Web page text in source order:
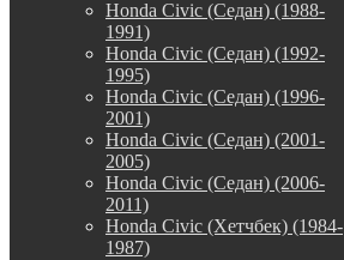
Honda Civic (Седан) (1988-
1991)
Honda Civic (Седан) (1992-
1995)
Honda Civic (Седан) (1996-
2001)
Honda Civic (Седан) (2001-
2005)
Honda Civic (Седан) (2006-
2011)
Honda Civic (Хетчбек) (1984-
1987)